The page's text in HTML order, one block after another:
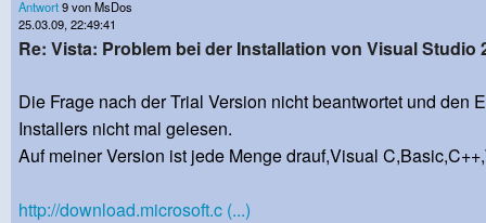
Antwort9 von MsDos
25.03.09, 22:49:41
Re: Vista: Problem bei der Installation von Visual Studio
Die Frage nach der Trial Version nicht beantwortet und den
Installers nicht mal gelesen.
Auf meiner Version ist jede Menge drauf,Visual
http://download.microsoft.c (...)